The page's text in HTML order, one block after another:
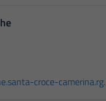
croce-